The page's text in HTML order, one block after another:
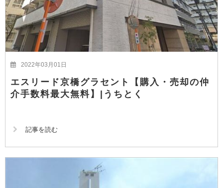
2022年03月01日
エスリード京橋グラセント【購入・売却の仲
介手数料最大無料】|うちとく
記事を読む